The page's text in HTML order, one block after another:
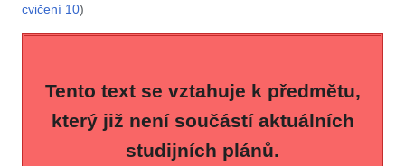
cvičení 10)
Tento text se vztahuje k předmětu,
který již není součástí aktuálních
studijních plánů.